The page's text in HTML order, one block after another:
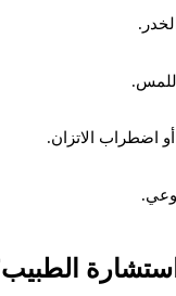
للمس.
اضطراب الاتزان.